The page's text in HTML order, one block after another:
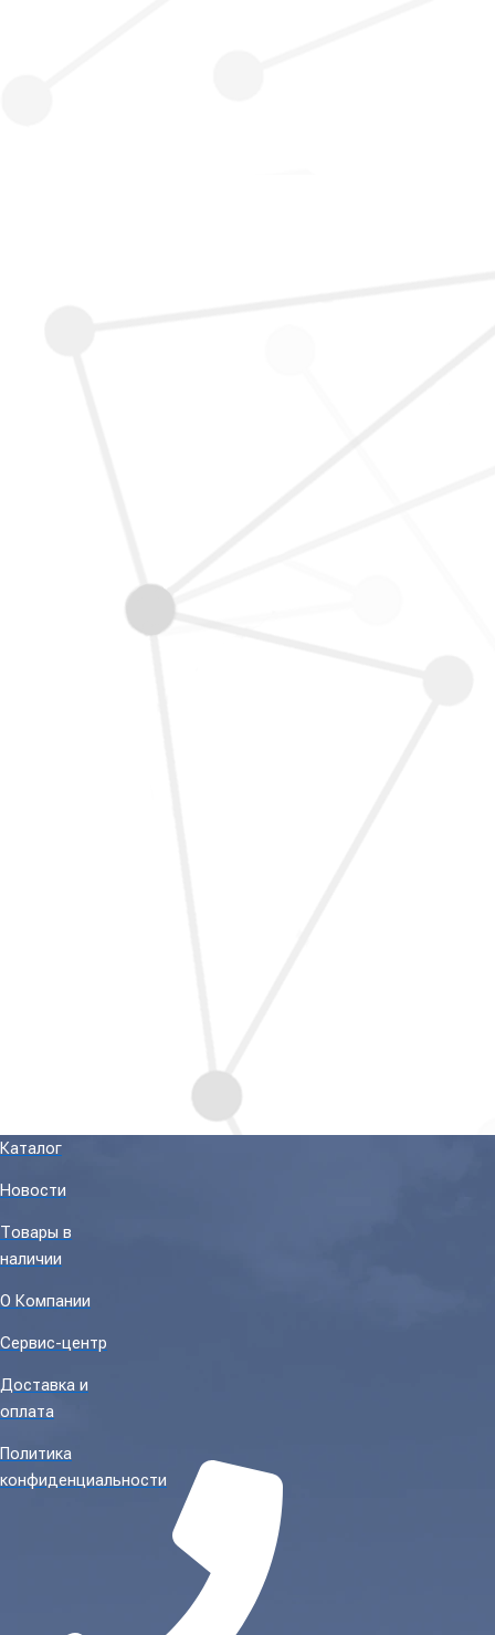
Каталог
Новости
Товары в
наличии
О Компании
Сервис-центр
Доставка и
оплата
Политика
конфиденциальности